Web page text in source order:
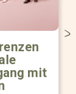
mit